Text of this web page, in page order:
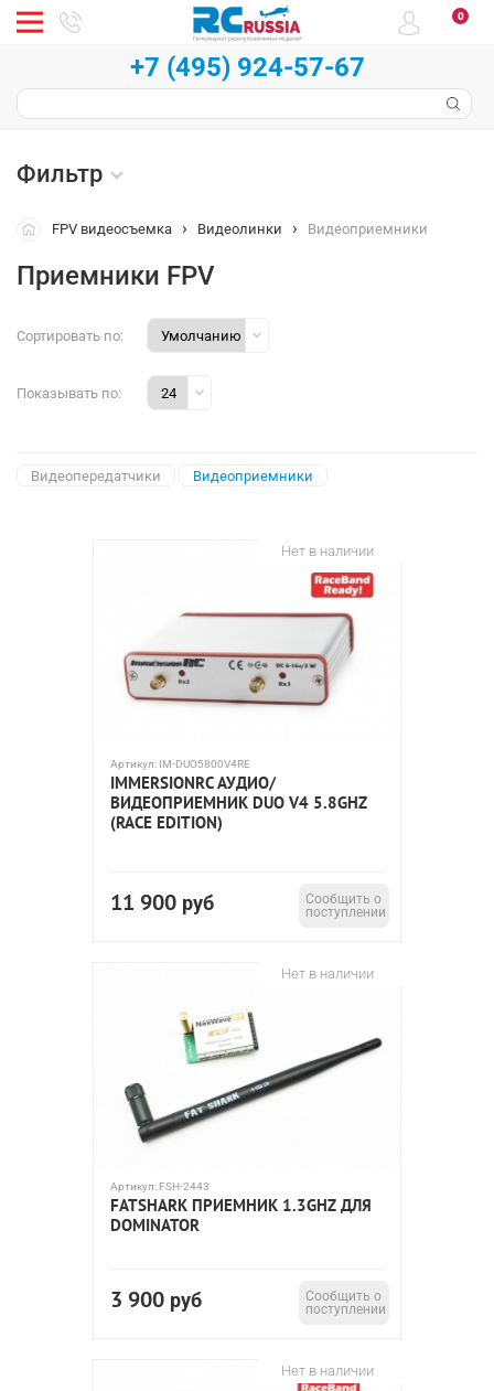
0
+7 (495) 924-57-67
Фильтр
FPV видеосъемка Видеолинки Видеоприемники
Приемники FPV
Сортировать по:
Показывать по:
Видеопередатчики Видеоприемники
Нет в наличии
Артикул: IM-DUO5800V4RE
IMMERSIONRC АУДИО/
ВИДЕОПРИЕМНИК DUO V4 5.8GHZ
(RACE EDITION)
11 900 руб
Сообщить о
поступлении
Нет в наличии
Артикул: FSH-2443
FATSHARK ПРИЕМНИК 1.3GHZ ДЛЯ
DOMINATOR
3 900 руб
Сообщить о
поступлении
Нет в наличии